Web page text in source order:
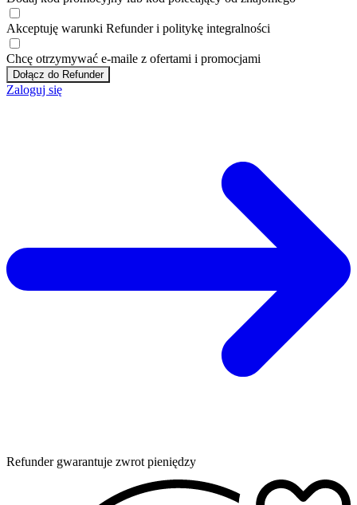
Akceptuję warunki Refunder i politykę integralności
Chcę otrzymywać e-maile z ofertami i promocjami
Dołącz do Refunder
Zaloguj się
Refunder gwarantuje zwrot pieniędzy